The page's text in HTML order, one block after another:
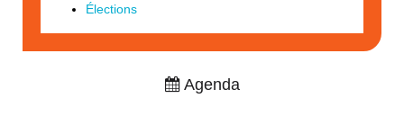
Élections
Agenda